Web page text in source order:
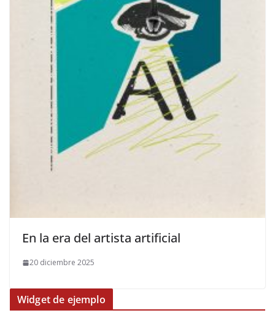
​En la era del artista artificial
20 diciembre 2025
Widget de ejemplo